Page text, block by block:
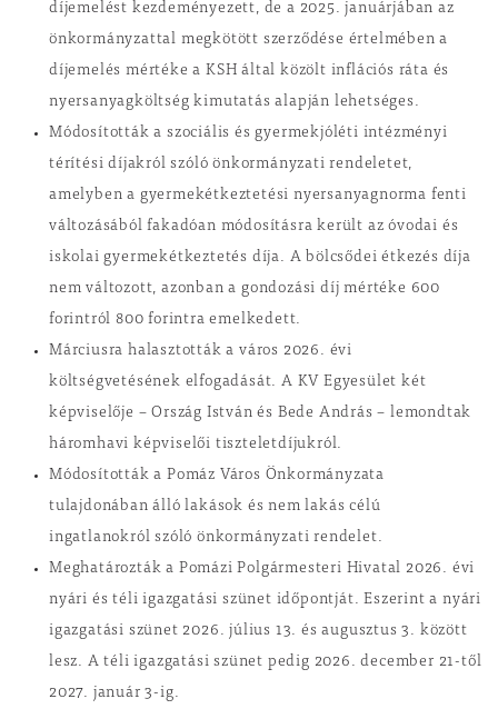
díjemelést kezdeményezett, de a 2025. januárjában az
önkormányzattal megkötött szerződése értelmében a
díjemelés mértéke a KSH által közölt inflációs ráta és
nyersanyagköltség kimutatás alapján lehetséges.
Módosították a szociális és gyermekjóléti intézményi
térítési díjakról szóló önkormányzati rendeletet,
amelyben a gyermekétkeztetési nyersanyagnorma fenti
változásából fakadóan módosításra került az óvodai és
iskolai gyermekétkeztetés díja. A bölcsődei étkezés díja
nem változott, azonban a gondozási díj mértéke 600
forintról 800 forintra emelkedett.
Márciusra halasztották a város 2026. évi
költségvetésének elfogadását. A KV Egyesület két
képviselője – Ország István és Bede András – lemondtak
háromhavi képviselői tiszteletdíjukról.
Módosították a Pomáz Város Önkormányzata
tulajdonában álló lakások és nem lakás célú
ingatlanokról szóló önkormányzati rendelet.
Meghatározták a Pomázi Polgármesteri Hivatal 2026. évi
nyári és téli igazgatási szünet időpontját. Eszerint a nyári
igazgatási szünet 2026. július 13. és augusztus 3. között
lesz. A téli igazgatási szünet pedig 2026. december 21-től
2027. január 3-ig.